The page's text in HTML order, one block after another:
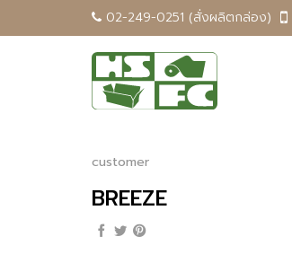
02-249-0251 (สั่งผลิตกล่อง)
customer
BREEZE